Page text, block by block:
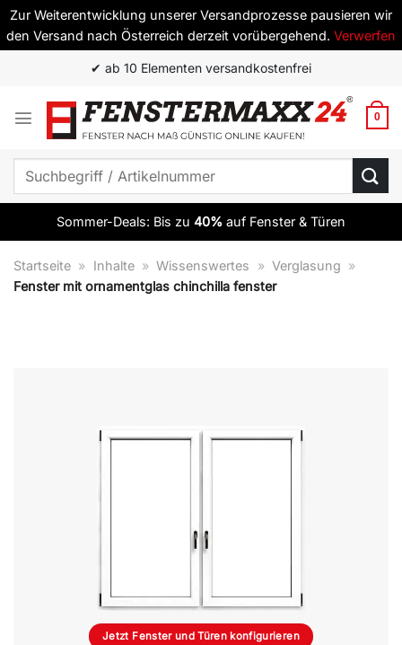
Zur Weiterentwicklung unserer Versandprozesse pausieren wir
den Versand nach Österreich derzeit vorübergehend. Verwerfen
springen
✔ ab 10 Elementen versandkostenfrei
0
Suchen
Sommer-Deals: Bis zu 40% auf Fenster & Türen
Startseite » Inhalte » Wissenswertes » Verglasung »
Fenster mit ornamentglas chinchilla fenster
Jetzt Fenster und Türen konfigurieren